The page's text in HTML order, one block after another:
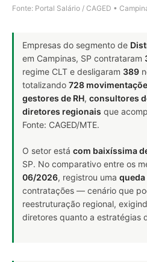
Fonte: Portal Salário / CAGED •
Empresas do segmento de
em Campinas, SP contrataram
regime CLT e desligaram 389
totalizando 728
gestores de RH, consultores
diretores regionais que
Fonte: CAGED/MTE.
O setor está com baixíssima
SP. No comparativo entre os
06/2026, registrou uma queda
contratações — cenário que
reestruturação regional,
diretores quanto a estratégias